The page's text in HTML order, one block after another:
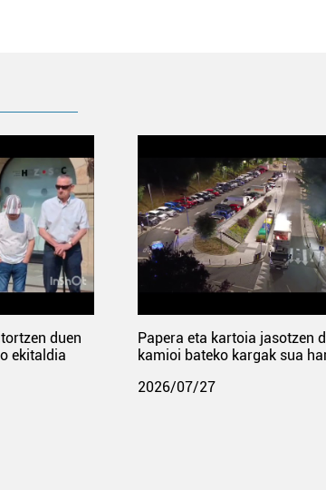
duen
ekitaldia
Papera eta kartoia jasotzen
kamioi bateko kargak sua
2026/07/27